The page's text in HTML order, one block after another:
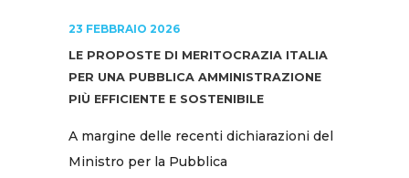
23 FEBBRAIO 2026
LE PROPOSTE DI MERITOCRAZIA ITALIA
PER UNA PUBBLICA AMMINISTRAZIONE
PIÙ EFFICIENTE E SOSTENIBILE
A margine delle recenti dichiarazioni del
Ministro per la Pubblica